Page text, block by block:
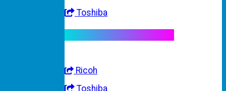
Toshiba
Ricoh
Toshiba